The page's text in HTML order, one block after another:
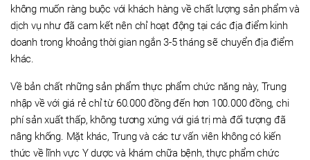
không muốn ràng buộc với khách hàng về chất lượng sản phẩm và
dịch vụ như đã cam kết nên chỉ hoạt động tại các địa điểm kinh
doanh trong khoảng thời gian ngắn 3-5 tháng sẽ chuyển địa điểm
khác.
Về bản chất những sản phẩm thực phẩm chức năng này, Trung
nhập về với giá rẻ chỉ từ 60.000 đồng đến hơn 100.000 đồng, chi
phí sản xuất thấp, không tương xứng với giá trị mà đối tượng đã
nâng khống. Mặt khác, Trung và các tư vấn viên không có kiến
thức về lĩnh vực Y dược và khám chữa bệnh, thực phẩm chức